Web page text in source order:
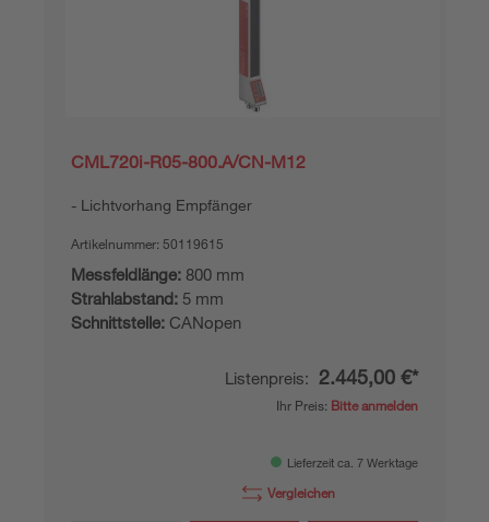
CML720i-R05-800.A/CN-M12
Lichtvorhang Empfänger
Artikelnummer: 50119615
Messfeldlänge: 800 mm
Strahlabstand: 5 mm
Schnittstelle: CANopen
Listenpreis: 2.445,00 €*
Ihr Preis: Bitte anmelden
Lieferzeit ca. 7 Werktage
Vergleichen